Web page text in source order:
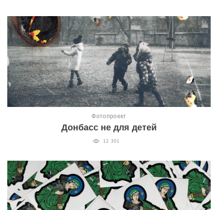
Фотопроект
Донбасс не для детей
12 301